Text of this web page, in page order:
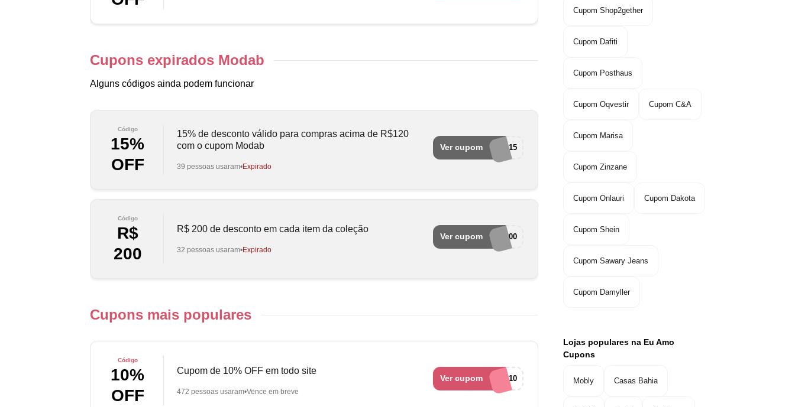
Cupons expirados Modab
Alguns códigos ainda podem funcionar
Código
15%
OFF
15% de desconto válido para compras acima de R$120
com o cupom Modab
39 pessoas usaram Expirado
Ver cupom Quero15
Código
R$
200
R$ 200 de desconto em cada item da coleção
32 pessoas usaram Expirado
Ver cupom ultra200
Cupons mais populares
Código
10%
OFF
Cupom de 10% OFF em todo site
472 pessoas usaram Vence em breve
Ver cupomMODAB10
Cupom Shop2gether
Cupom Dafiti
Cupom Posthaus
Cupom Oqvestir Cupom C&A
Cupom Marisa
Cupom Zinzane
Cupom Onlauri Cupom Dakota
Cupom Shein
Cupom Sawary Jeans
Cupom Damyller
Lojas populares na Eu Amo
Cupons
Mobly Casas Bahia